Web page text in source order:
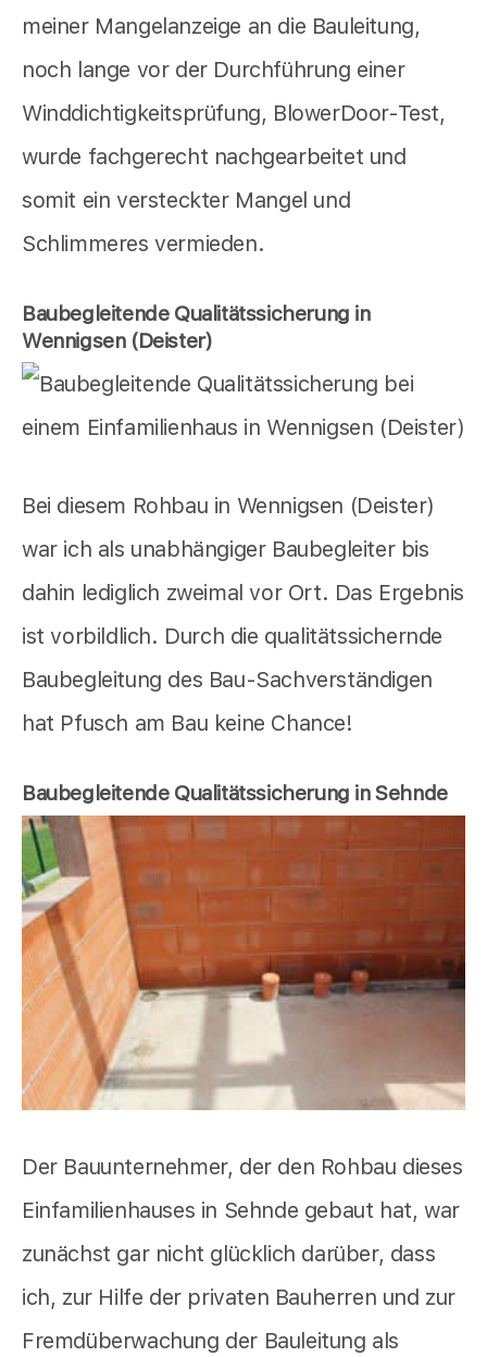
meiner Mangelanzeige an die Bauleitung,
noch lange vor der Durchführung einer
Winddichtigkeitsprüfung, BlowerDoor-Test,
wurde fachgerecht nachgearbeitet und
somit ein versteckter Mangel und
Schlimmeres vermieden.
Baubegleitende Qualitätssicherung in
Wennigsen (Deister)
Bei diesem Rohbau in Wennigsen (Deister)
war ich als unabhängiger Baubegleiter bis
dahin lediglich zweimal vor Ort. Das Ergebnis
ist vorbildlich. Durch die qualitätssichernde
Baubegleitung des Bau-Sachverständigen
hat Pfusch am Bau keine Chance!
Baubegleitende Qualitätssicherung in Sehnde
Der Bauunternehmer, der den Rohbau dieses
Einfamilienhauses in Sehnde gebaut hat, war
zunächst gar nicht glücklich darüber, dass
ich, zur Hilfe der privaten Bauherren und zur
Fremdüberwachung der Bauleitung als